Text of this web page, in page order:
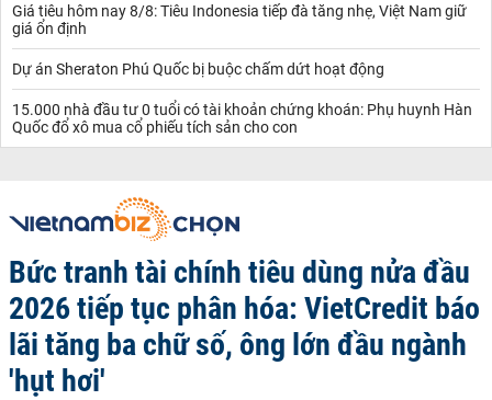
Giá tiêu hôm nay 8/8: Tiêu Indonesia tiếp đà tăng nhẹ, Việt Nam giữ
giá ổn định
Dự án Sheraton Phú Quốc bị buộc chấm dứt hoạt động
15.000 nhà đầu tư 0 tuổi có tài khoản chứng khoán: Phụ huynh Hàn
Quốc đổ xô mua cổ phiếu tích sản cho con
Bức tranh tài chính tiêu dùng nửa đầu
2026 tiếp tục phân hóa: VietCredit báo
lãi tăng ba chữ số, ông lớn đầu ngành
'hụt hơi'